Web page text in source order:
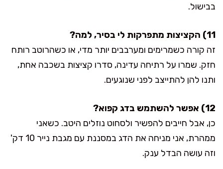
בבישול.
11) הקציצות מתפרקות לי בסיר, למה?
זה קורה כשמרימים ומערבבים יותר מדי, או כשהרוטב רותח
חזק. שמרו על רתיחה עדינה, סדרו קציצות בשכבה אחת,
ותנו להן להתייצב לפני שנוגעים.
12) אפשר להשתמש בדג קפוא?
כן, אבל חייבים להפשיר ולסחוט נוזלים היטב. כשאני
ממהרת, אני מניחה את הדג במסננת עם מגבת נייר 10 דק'
וזה עושה הבדל ענק.